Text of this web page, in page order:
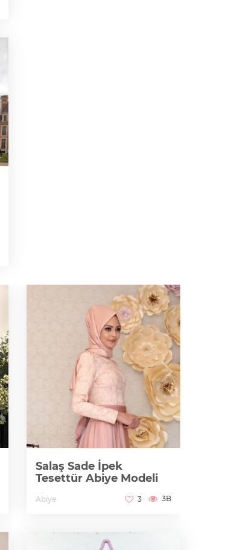
Salaş Sade İpek
Tesettür Abiye Modeli
Abiye 3 3B